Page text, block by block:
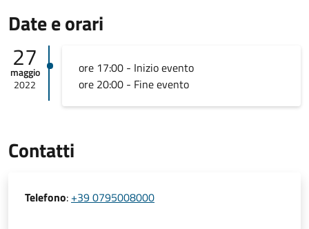
Date e orari
27
maggio
2022
ore 17:00 - Inizio evento
ore 20:00 - Fine evento
Contatti
Telefono: +39 0795008000